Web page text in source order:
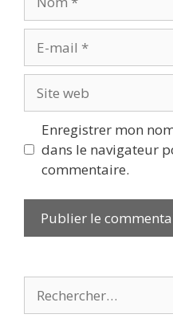
mail
web
Enregistrer mon
dans le navigateur
commentaire.